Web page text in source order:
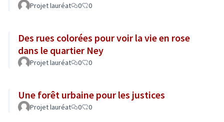
Projet lauréat 0 0
Des rues colorées pour voir la vie en rose
dans le quartier Ney
Projet lauréat 0 0
Une forêt urbaine pour les justices
Projet lauréat 0 0